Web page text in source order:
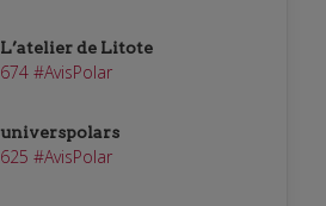
L’atelier de Litote
674 #AvisPolar
universpolars
625 #AvisPolar